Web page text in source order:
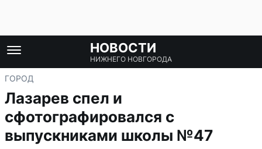
НОВОСТИ
НИЖНЕГО НОВГОРОДА
ГОРОД
Лазарев спел и
сфотографировался с
выпускниками школы №47